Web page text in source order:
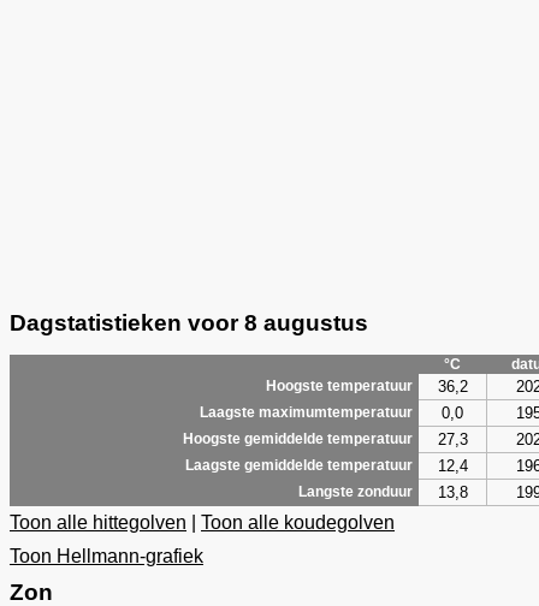
Dagstatistieken voor 8 augustus
°C
Hoogste temperatuur
36,2
Laagste maximumtemperatuur 0,0
Hoogste gemiddelde temperatuur 27,3
Laagste gemiddelde temperatuur 12,4
Langste zonduur 13,8
Toon alle hittegolven
Toon alle koudegolven
Toon Hellmann-grafiek
Zon